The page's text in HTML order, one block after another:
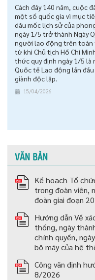
Cách đây 140 năm, cuộc
một số quốc gia vì mục
dấu mốc lịch sử của
ngày 1/5 trở thành Ngày
người lao động trên toàn
từ khi Chủ tịch Hồ Chí
thức quy định ngày 1/5 là
Quốc tế Lao động lần
giành độc lập.
15/04/2026
VĂN BẢN
Kế hoạch Tổ
trong đoàn viên,
đoàn giai đoạn
Hướng dẫn Về
thống, ngày
chính quyền,
bộ máy của hệ
Công văn định
8/2026